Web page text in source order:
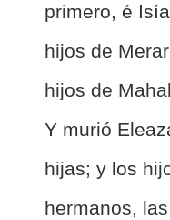
primero, é
hijos de
hijos de
Y murió
hijas; y los
hermanos,